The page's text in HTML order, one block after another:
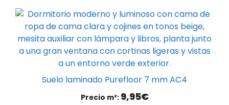
Suelo laminado Purefloor 7 mm AC4
Precio m²: 9,95€
Este
producto
tiene
múltiples